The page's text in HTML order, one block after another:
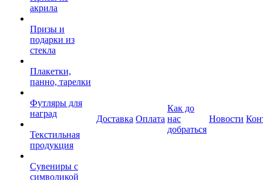
акрила
Призы и
подарки из
стекла
Плакетки,
панно, тарелки
Футляры для
наград
Текстильная
продукция
Сувениры с
символикой
Доставка Оплата
Как до
нас
добраться
Новости